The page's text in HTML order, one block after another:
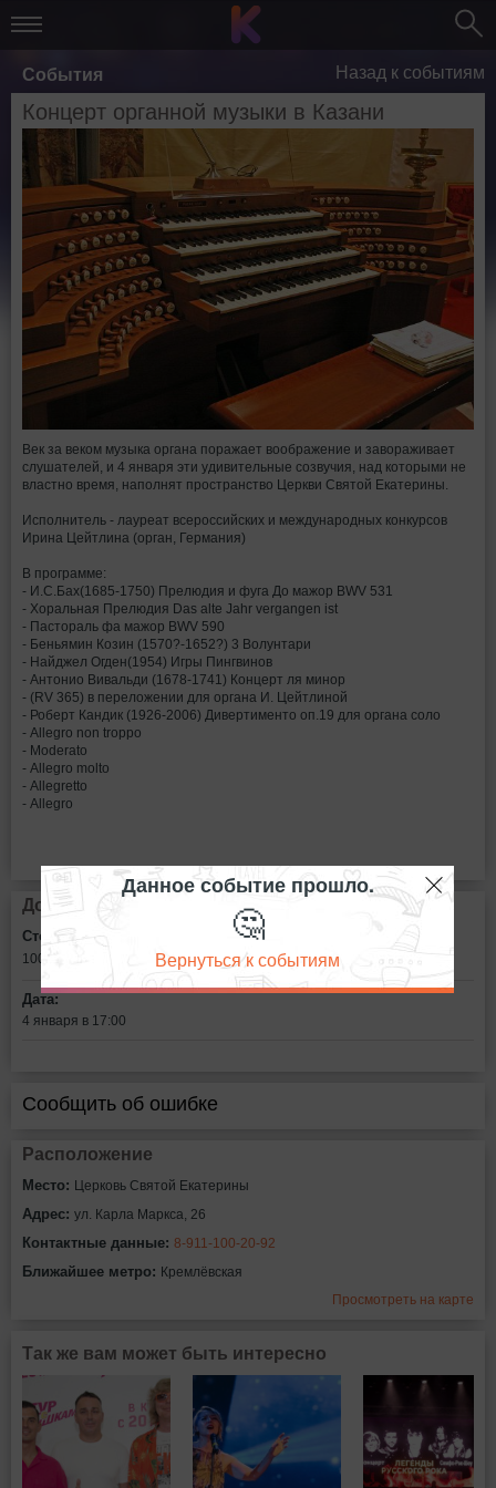
События Назад к событиям
Концерт органной музыки в Казани
Век за веком музыка органа поражает воображение и завораживает
слушателей, и 4 января эти удивительные созвучия, над которыми не
властно время, наполнят пространство Церкви Святой Екатерины.
Исполнитель - лауреат всероссийских и международных конкурсов
Ирина Цейтлина (орган, Германия)
В программе:
- И.С.Бах(1685-1750) Прелюдия и фуга До мажор BWV 531
- Хоральная Прелюдия Das alte Jahr vergangen ist
- Пастораль фа мажор BWV 590
- Беньямин Козин (1570?-1652?) 3 Волунтари
- Найджел Огден(1954) Игры Пингвинов
- Антонио Вивальди (1678-1741) Концерт ля минор
- (RV 365) в переложении для органа И. Цейтлиной
- Роберт Кандик (1926-2006) Дивертименто оп.19 для органа соло
- Allegro non troppo
- Moderato
- Allegro molto
- Allegretto
- Allegro
Дополнительная информация
Стоимость билетов:
100 рублей
Дата:
4 января в 17:00
Сообщить об ошибке
Расположение
Место: Церковь Святой Екатерины
Адрес: ул. Карла Маркса, 26
Контактные данные: 8-911-100-20-92
Ближайшее метро: Кремлёвская
Просмотреть на карте
Так же вам может быть интересно
Данное событие прошло.
🤔
Вернуться к событиям